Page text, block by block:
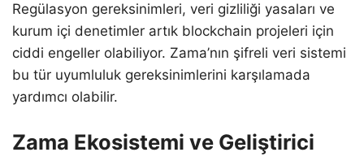
Regülasyon gereksinimleri, veri gizliliği yasaları ve
kurum içi denetimler artık blockchain projeleri için
ciddi engeller olabiliyor. Zama’nın şifreli veri sistemi
bu tür uyumluluk gereksinimlerini karşılamada
yardımcı olabilir.
Zama Ekosistemi ve Geliştirici